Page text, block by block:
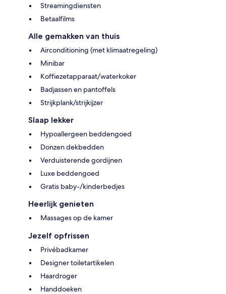
Streamingdiensten
Betaalfilms
Alle gemakken van thuis
Airconditioning (met klimaatregeling)
Minibar
Koffiezetapparaat/waterkoker
Badjassen en pantoffels
Strijkplank/strijkijzer
Slaap lekker
Hypoallergeen beddengoed
Donzen dekbedden
Verduisterende gordijnen
Luxe beddengoed
Gratis baby-/kinderbedjes
Heerlijk genieten
Massages op de kamer
Jezelf opfrissen
Privébadkamer
Designer toiletartikelen
Haardroger
Handdoeken